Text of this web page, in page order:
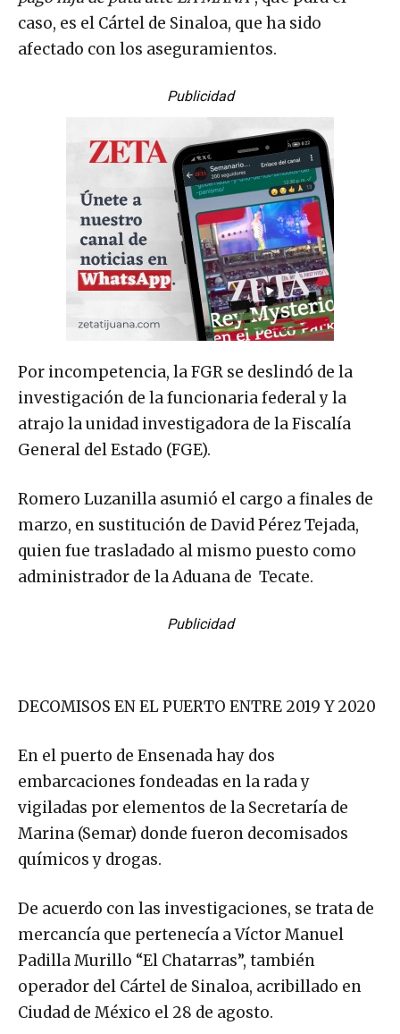
caso, es el Cártel de Sinaloa, que ha sido
afectado con los aseguramientos.
Publicidad
Por incompetencia, la FGR se deslindó de la
investigación de la funcionaria federal y la
atrajo la unidad investigadora de la Fiscalía
General del Estado (FGE).
Romero Luzanilla asumió el cargo a finales de
marzo, en sustitución de David Pérez Tejada,
quien fue trasladado al mismo puesto como
administrador de la Aduana de Tecate.
Publicidad
DECOMISOS EN EL PUERTO ENTRE 2019 Y 2020
En el puerto de Ensenada hay dos
embarcaciones fondeadas en la rada y
vigiladas por elementos de la Secretaría de
Marina (Semar) donde fueron decomisados
químicos y drogas.
De acuerdo con las investigaciones, se trata de
mercancía que pertenecía a Víctor Manuel
Padilla Murillo “El Chatarras”, también
operador del Cártel de Sinaloa, acribillado en
Ciudad de México el 28 de agosto.